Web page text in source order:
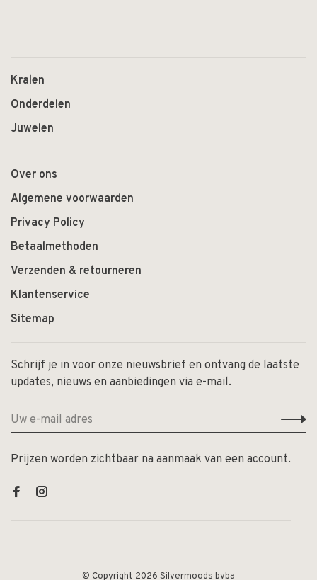
Kralen
Onderdelen
Juwelen
Over ons
Algemene voorwaarden
Privacy Policy
Betaalmethoden
Verzenden & retourneren
Klantenservice
Sitemap
Schrijf je in voor onze nieuwsbrief en ontvang de laatste
updates, nieuws en aanbiedingen via e-mail.
Prijzen worden zichtbaar na aanmaak van een account.
© Copyright 2026 Silvermoods bvba